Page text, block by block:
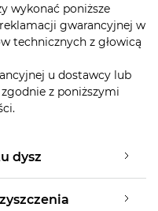
wykonać poniższe
gwarancyjnej w
technicznych z głowicą
u dostawcy lub
z poniższymi
dysz